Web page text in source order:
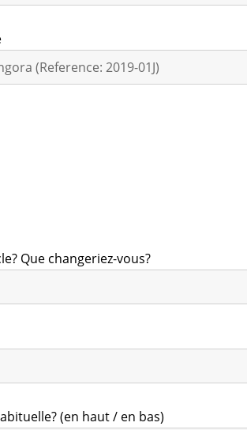
Que changeriez-vous?
(en haut / en bas)